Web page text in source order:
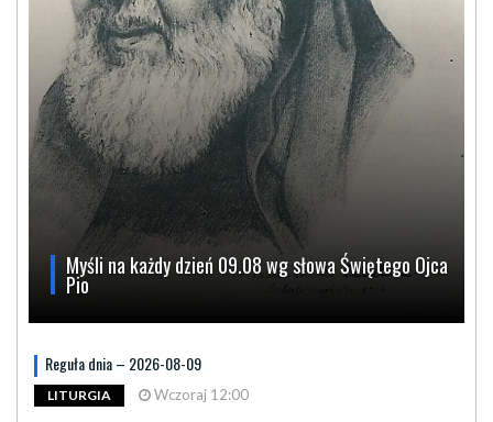
Myśli na każdy dzień 09.08 wg słowa Świętego Ojca
Pio
Reguła dnia – 2026-08-09
LITURGIA Wczoraj 12:00